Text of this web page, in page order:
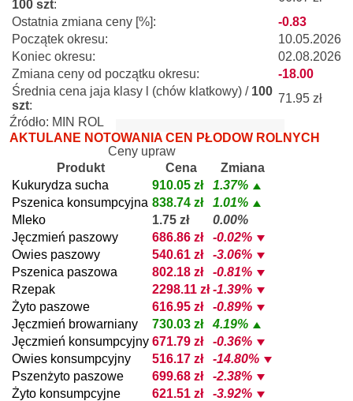
100 szt:
Ostatnia zmiana ceny [%]:
-0.83
Początek okresu:
10.05.2026
Koniec okresu:
02.08.2026
Zmiana ceny od początku okresu:
-18.00
Średnia cena jaja klasy l (chów klatkowy) / 100
szt:
71.95 zł
Źródło: MIN ROL
AKTULANE NOTOWANIA CEN PŁODÓW ROLNYCH
Ceny upraw
Produkt
Cena
Zmiana
Kukurydza sucha
910.05 zł
1.37%
Pszenica konsumpcyjna 838.74 zł
1.01%
Mleko
1.75 zł
0.00%
Jęczmień paszowy
686.86 zł
-0.02%
Owies paszowy
540.61 zł
-3.06%
Pszenica paszowa
802.18 zł
-0.81%
Rzepak
2298.11 zł -1.39%
Żyto paszowe
616.95 zł
-0.89%
Jęczmień browarniany
730.03 zł
4.19%
Jęczmień konsumpcyjny 671.79 zł
-0.36%
Owies konsumpcyjny
516.17 zł
-14.80%
Pszenżyto paszowe
699.68 zł
-2.38%
Żyto konsumpcyjne
621.51 zł
-3.92%